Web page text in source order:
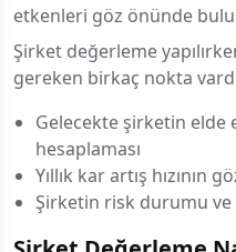
etkenleri göz önünde
Şirket değerleme
gereken birkaç nokta
Gelecekte şirketin elde
hesaplaması
Yıllık kar artış hızının
Şirketin risk durumu